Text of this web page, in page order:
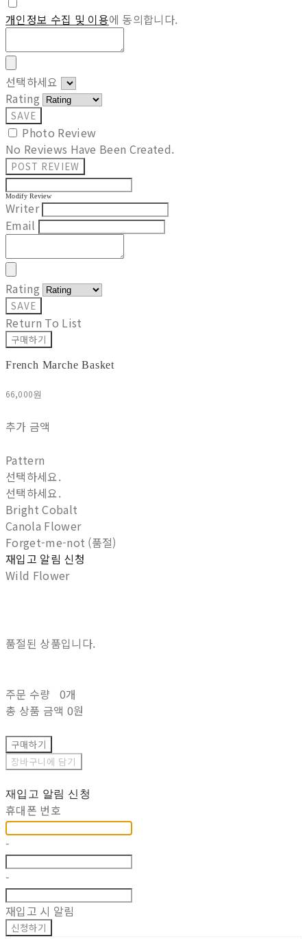
개인정보 수집 및 이용에 동의합니다.
선택하세요
Rating
SAVE
Photo Review
No Reviews Have Been Created.
POST REVIEW
Modify Review
Writer
Email
Rating
SAVE
Return To List
구매하기
French Marche Basket
66,000원
추가 금액
Pattern
선택하세요.
선택하세요.
Bright Cobalt
Canola Flower
Forget-me-not (품절)
재입고 알림 신청
Wild Flower
품절된 상품입니다.
주문 수량
0개
총 상품 금액 0원
구매하기
장바구니에 담기
재입고 알림 신청
휴대폰 번호
-
-
재입고 시 알림
신청하기